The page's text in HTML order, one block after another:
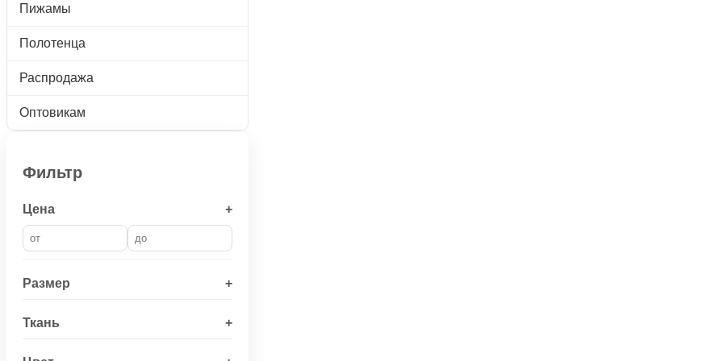
Пижамы
Полотенца
Распродажа
Оптовикам
Фильтр
Цена +
Размер +
Ткань +